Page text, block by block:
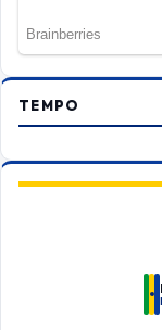
TEMPO